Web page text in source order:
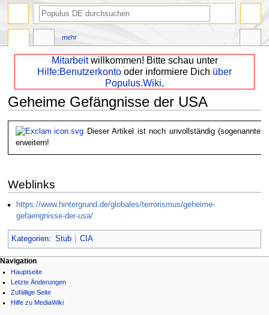
Mitarbeitwillkommen! Bitte schau unter
Hilfe:Benutzerkonto oder informiere Dich über
Populus.Wiki.
Geheime Gefängnisse der USA
Zur
Navigation
Zur
Suche
Dieser Artikel ist noch unvollständig (sogenannter "
erweitern!
Weblinks
https://www.hintergrund.de/globales/terrorismus/geheime-
gefaengnisse-der-usa/
Kategorien: Stub CIA
mehr
Navigation
Hauptseite
Letzte Änderungen
Zufällige Seite
Hilfe zu MediaWiki